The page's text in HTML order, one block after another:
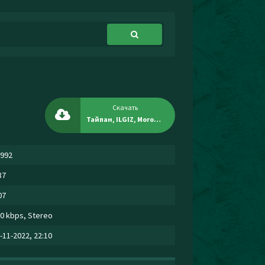
Скачать
Тайпан, ILGIZ, MorozKA - Пиковая дама
kbps, Stereo
11-2022, 22:10